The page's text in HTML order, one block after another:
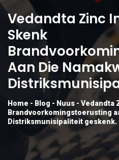
Vedandta Zinc
Skenk
Aan Die
Home - Blog - Nuus - Vedandta
Brandvoorkomingstoerusting
Distriksmunisipaliteit geskenk.